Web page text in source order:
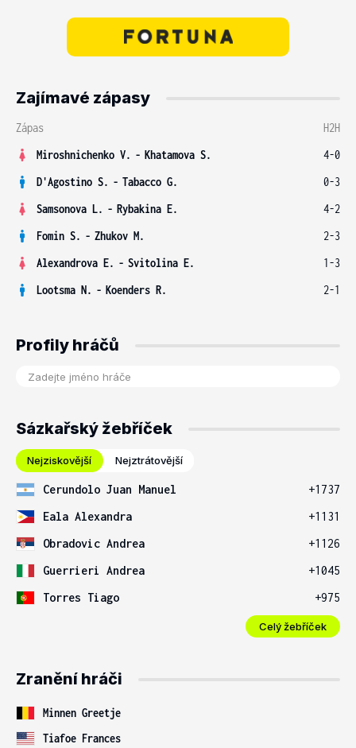
Zajímavé zápasy
Zápas
H2H
Miroshnichenko V. - Khatamova S.
4-0
D'Agostino S. - Tabacco G.
0-3
Samsonova L. - Rybakina E.
4-2
Fomin S. - Zhukov M.
2-3
Alexandrova E. - Svitolina E.
1-3
Lootsma N. - Koenders R. 2-1
Profily hráčů
Sázkařský žebříček
Nejziskovější Nejztrátovější
Cerundolo Juan Manuel
+1737
Eala Alexandra
+1131
Obradovic Andrea
+1126
Guerrieri Andrea
+1045
Torres Tiago
+975
Celý žebříček
Zranění hráči
Minnen Greetje
Tiafoe Frances